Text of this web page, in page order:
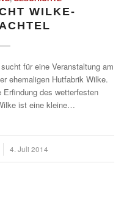
WILKE-
für eine Veranstaltung am
ehemaligen Hutfabrik Wilke.
Erfindung des wetterfesten
ist eine kleine…
4. Juli 2014